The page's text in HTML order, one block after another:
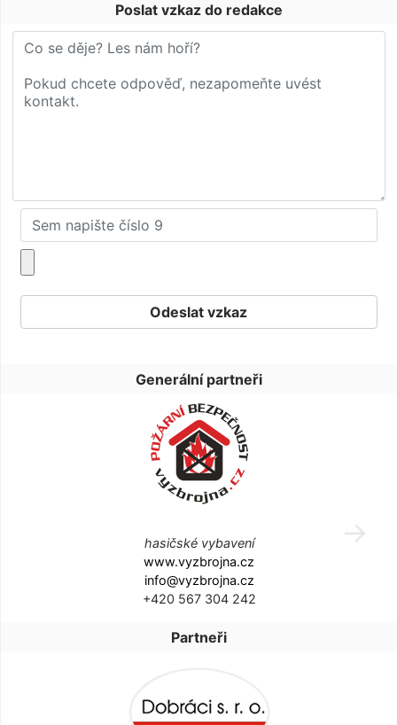
Poslat vzkaz do redakce
Generální partneři
hasičské vybavení
www.vyzbrojna.cz
info@vyzbrojna.cz
+420 567 304 242
Partneři